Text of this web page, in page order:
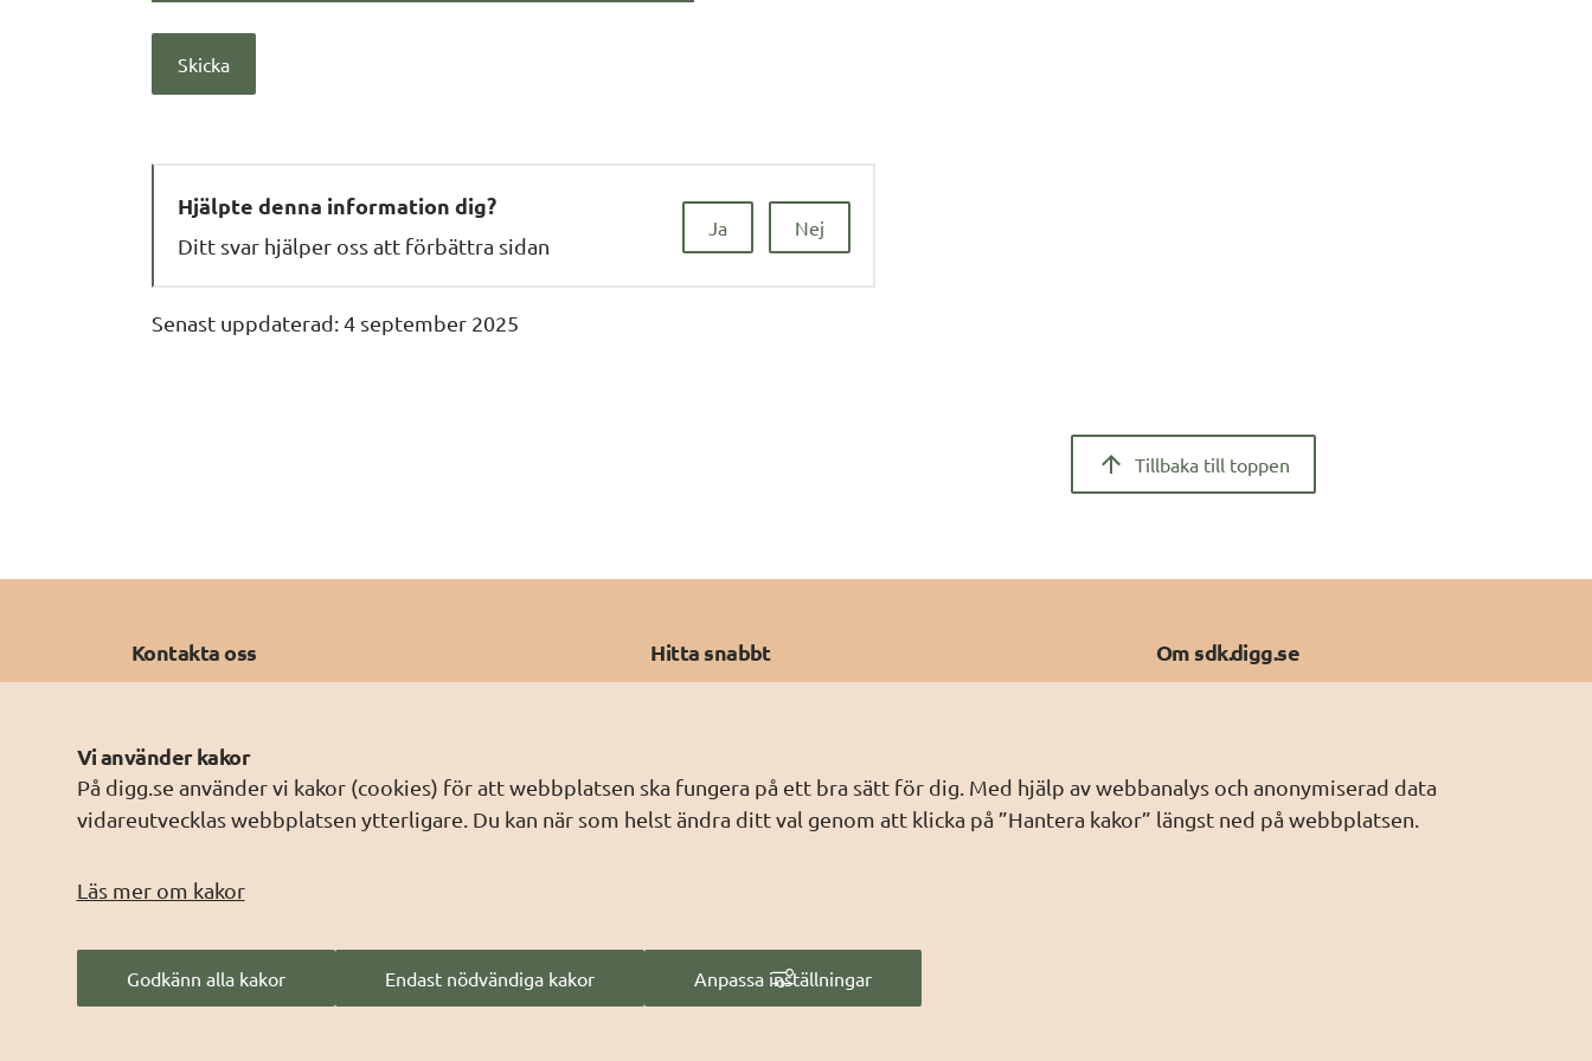
Vi använder kakor
På digg.se använder vi kakor (cookies) för att webbplatsen ska fungera på ett bra sätt för dig. Med hjälp av webbanalys och anonymiserad data
vidareutvecklas webbplatsen ytterligare. Du kan när som helst ändra ditt val genom att klicka på ”Hantera kakor” längst ned på webbplatsen.
Läs mer om kakor
Godkänn alla kakor Endast nödvändiga kakor Anpassa inställningar
Hjälpte denna information dig?
Nej
Ja
Ditt svar hjälper oss att förbättra sidan
Senast uppdaterad: 4 september 2025
Tillbaka till toppen
Kontakta oss
Tel: 0771-11 44 00
Kontakta Myndigheten för digital
förvaltning, Digg
felhantering
Hitta snabbt
Nyheter om SDK
Driftinformation
Om sdk.digg.se
Webbplatskarta
Tillgänglighetsredogörelse
Säker digital kommunikation är en underwebbplats på digg.se, som förvaltas av Digg – Myndigheten för digital
förvaltning